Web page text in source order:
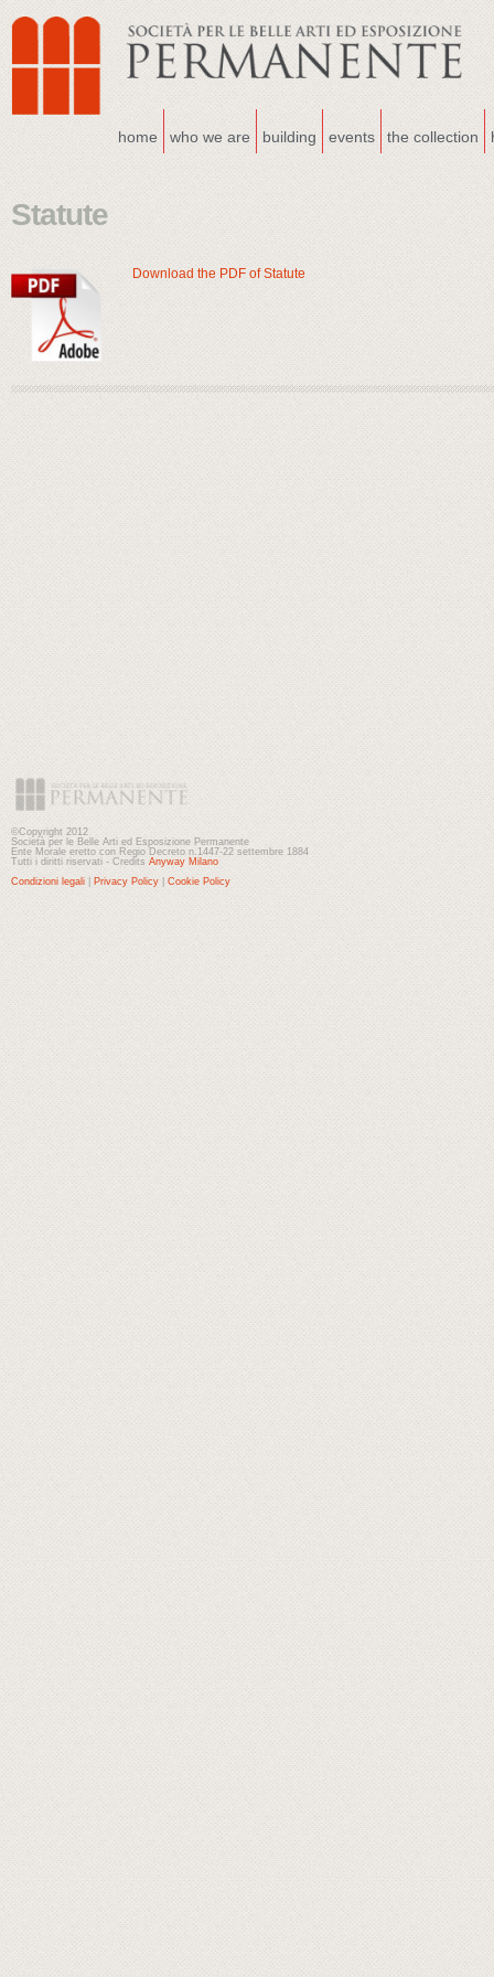
home who we are building events the collection
Statute
Download the PDF of Statute
©Copyright 2012
Società per le Belle Arti ed Esposizione Permanente
Ente Morale eretto con Regio Decreto n.1447-22 settembre 1884
Tutti i diritti riservati - Credits Anyway Milano
Condizioni legali
Privacy Policy Cookie Policy